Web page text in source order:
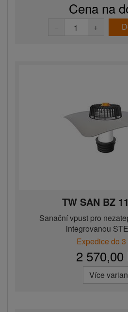
Cena na
− +
TW SAN BZ
Sanační vpust pro
integrovanou
Expedice do 3
2 570,00
Více